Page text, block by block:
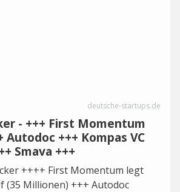
deutsche-startups.de
- +++ First Momentum
Autodoc +++ Kompas VC
Smava +++
++++ First Momentum legt
(35 Millionen) +++ Autodoc